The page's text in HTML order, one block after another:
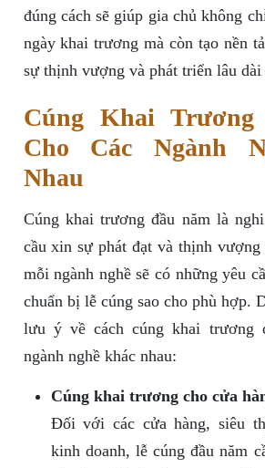
đúng cách sẽ giúp gia chủ không
ngày khai trương mà còn tạo nền
sự thịnh vượng và phát triển lâu
Cúng Khai
Cho Các Ngành
Nhau
Cúng khai trương đầu năm là
cầu xin sự phát đạt và thịnh
mỗi ngành nghề sẽ có những yêu
chuẩn bị lễ cúng sao cho phù hợp.
lưu ý về cách cúng khai trương
ngành nghề khác nhau:
Cúng khai trương cho cửa
Đối với các cửa hàng, siêu
kinh doanh, lễ cúng đầu năm